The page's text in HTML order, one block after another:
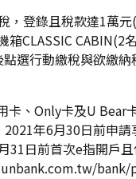
登錄且稅款達1萬
箱CLASSIC
選行動繳稅與欲繳
、Only卡及U
年6月30日前申
31日前首次e指開戶
bank/